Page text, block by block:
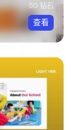
50 钻石
查看